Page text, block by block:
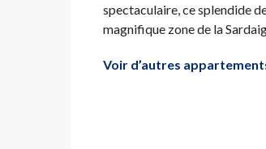
spectaculaire, ce splendide
magnifique zone de la
Voir d’autres